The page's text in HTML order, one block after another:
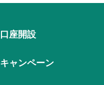
口座開設
キャンペーン